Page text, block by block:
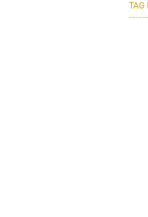
TAG